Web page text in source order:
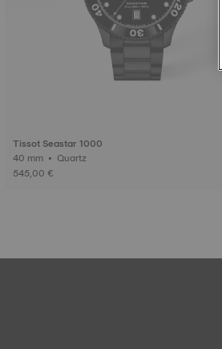
Tissot Seastar 1000
40 mm • Quartz
545,00 €